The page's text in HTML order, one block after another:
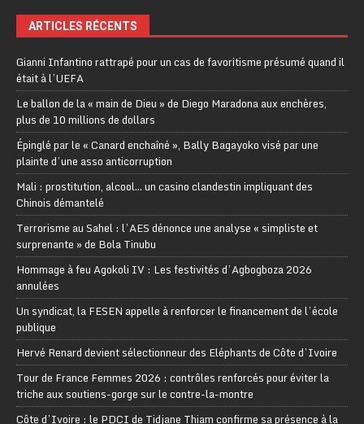
ARTICLES RÉCENTS
Gianni Infantino rattrapé pour un cas de favoritisme présumé quand il
était à l’UEFA
Le ballon de la « main de Dieu » de Diego Maradona aux enchères,
plus de 10 millions de dollars
Épinglé par le « Canard enchaîné », Bally Bagayoko visé par une
plainte d’une asso anticorruption
Mali : prostitution, alcool… un casino clandestin impliquant des
Chinois démantelé
Terrorisme au Sahel : l’AES dénonce une analyse « simpliste et
surprenante » de Bola Tinubu
Hommage à feu Agokoli IV : Les festivités d’Agbogboza 2026
annulées
Un syndicat, la FESEN appelle à renforcer le financement de l’école
publique
Hervé Renard devient sélectionneur des Eléphants de Côte d’Ivoire
Tour de France Femmes 2026 : contrôles renforcés pour éviter la
triche aux soutiens-gorge sur le contre-la-montre
Côte d’Ivoire : le PDCI de Tidjane Thiam confirme sa présence à la